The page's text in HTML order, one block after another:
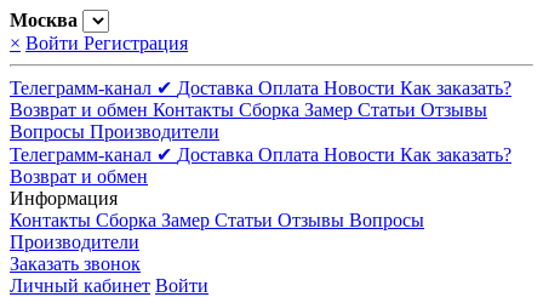
Москва
× Войти Регистрация
Телеграмм-канал ✔ Доставка Оплата Новости Как заказать?
Возврат и обмен Контакты Сборка Замер Статьи Отзывы
Вопросы Производители
Телеграмм-канал ✔ Доставка Оплата Новости Как заказать?
Возврат и обмен
Информация
Контакты Сборка Замер Статьи Отзывы Вопросы
Производители
Заказать звонок
Личный кабинет Войти